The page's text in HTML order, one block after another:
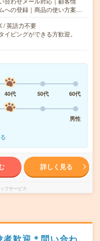
への登録｜商品の使い方案…
/ 英語力不要
ピングができる方歓迎。
40代 50代
60代
男性
詳しく見る
フサービス
歓迎＊問い合わ